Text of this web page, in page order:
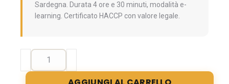
Sardegna. Durata 4 ore e 30 minuti, modalità e-
learning. Certificato HACCP con valore legale.
Formazione
per